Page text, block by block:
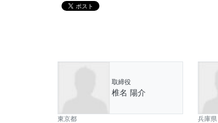
取締役
椎名 陽介
東京都 兵庫県